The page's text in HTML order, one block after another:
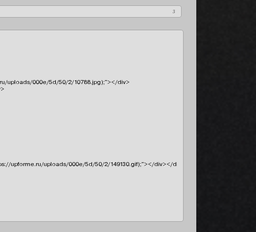
3
uploads/000e/5d/50/2/10788.jpg);"></div>
upforme.ru/uploads/000e/5d/50/2/149130.gif);"></div></div> — Во всём виноват